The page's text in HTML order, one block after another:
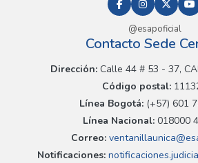
@esapoficial
Contacto Sede
Dirección:Calle 44 # 53 - 37,
Código postal:
Línea Bogotá:(+57) 601
Línea Nacional: 018000
Correo:
Notificaciones: